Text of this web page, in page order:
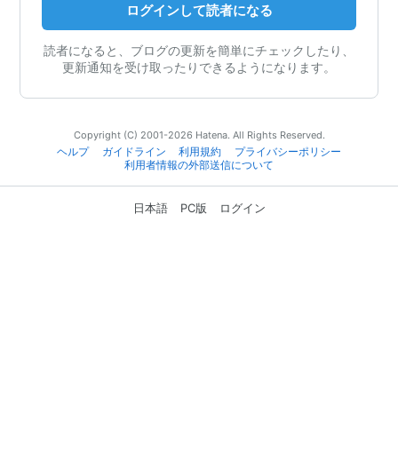
ログインして読者になる
読者になると、ブログの更新を簡単にチェックしたり、
更新通知を受け取ったりできるようになります。
Copyright (C) 2001-2026 Hatena. All Rights Reserved.
ヘルプ
ガイドライン 利用規約
プライバシーポリシー
利用者情報の外部送信について
日本語 PC版 ログイン